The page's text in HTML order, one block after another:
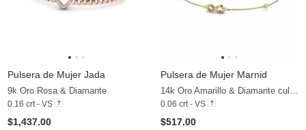
Pulsera de Mujer Jada
9k Oro Rosa & Diamante
0.16 crt - VS
$1,437.00
Pulsera de Mujer Marnid
14k Oro Amarillo & Diamante cultivado en laboratorio
0.06 crt - VS
$517.00